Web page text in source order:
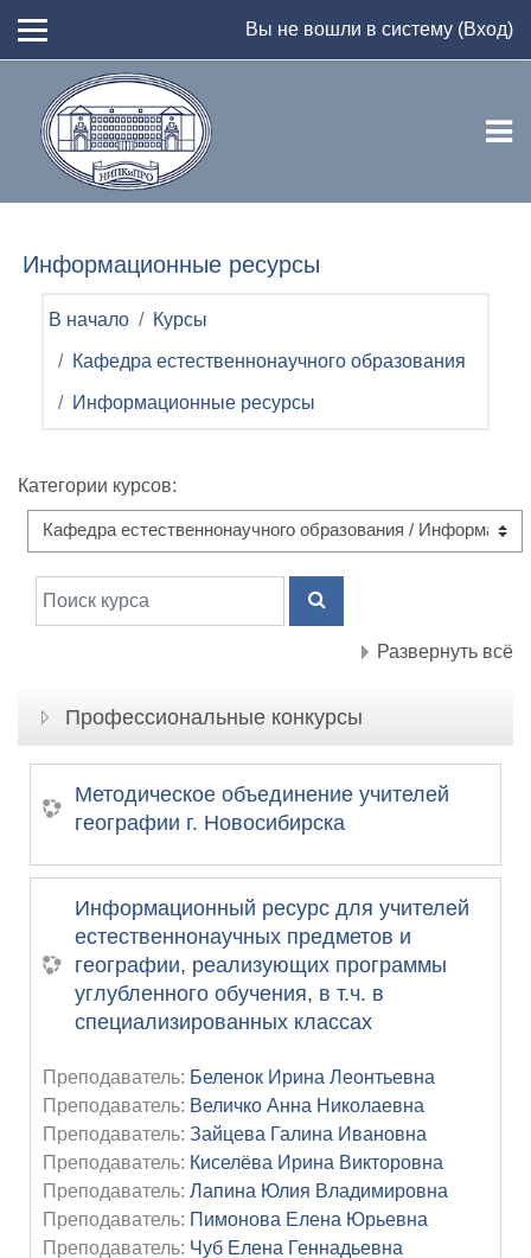
Вы не вошли в систему (Вход)
Информационные ресурсы
В начало Курсы
Кафедра естественнонаучного образования
Информационные ресурсы
Категории курсов:
Поиск курса
ПОИСК КУРСА
Развернуть всё
Профессиональные конкурсы
Методическое объединение учителей
географии г. Новосибирска
Информационный ресурс для учителей
естественнонаучных предметов и
географии, реализующих программы
углубленного обучения, в т.ч. в
специализированных классах
Преподаватель: Беленок Ирина Леонтьевна
Преподаватель: Величко Анна Николаевна
Преподаватель: Зайцева Галина Ивановна
Преподаватель: Киселёва Ирина Викторовна
Преподаватель: Лапина Юлия Владимировна
Преподаватель: Пимонова Елена Юрьевна
Преподаватель: Чуб Елена Геннадьевна